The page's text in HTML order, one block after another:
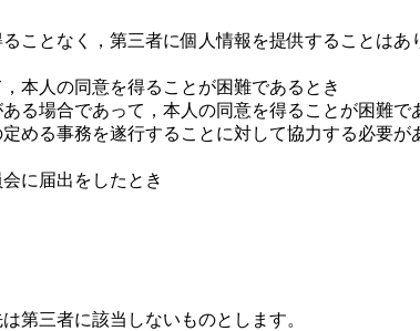
ことなく，第三者に個人情報を提供することは
本人の同意を得ることが困難であるとき
る場合であって，本人の同意を得ることが困難で
める事務を遂行することに対して協力する必要
に届出をしたとき
第三者に該当しないものとします。